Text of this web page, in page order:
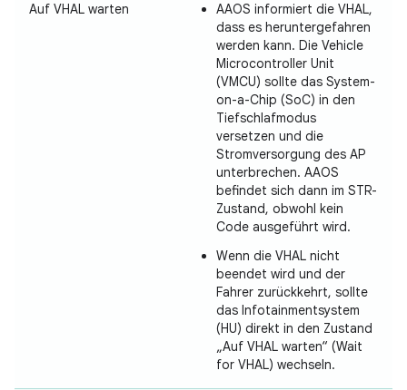
Auf VHAL warten
AAOS informiert die VHAL,
dass es heruntergefahren
werden kann. Die Vehicle
Microcontroller Unit
(VMCU) sollte das System-
on-a-Chip (SoC) in den
Tiefschlafmodus
versetzen und die
Stromversorgung des AP
unterbrechen. AAOS
befindet sich dann im STR-
Zustand, obwohl kein
Code ausgeführt wird.
Wenn die VHAL nicht
beendet wird und der
Fahrer zurückkehrt, sollte
das Infotainmentsystem
(HU) direkt in den Zustand
„Auf VHAL warten“ (Wait
for VHAL) wechseln.